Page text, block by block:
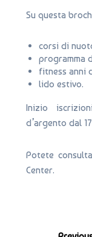
Su questa
corsi di
programma
fitness anni
lido estivo.
Inizio
d’argento dal
Potete
Center.